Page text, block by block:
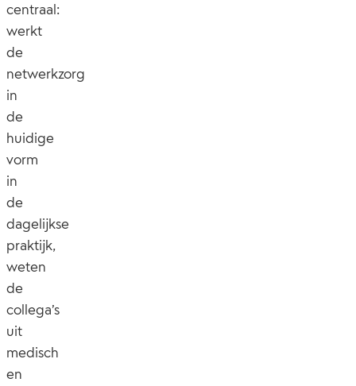
centraal:
werkt
de
netwerkzorg
in
de
huidige
vorm
in
de
dagelijkse
praktijk,
weten
de
collega’s
uit
medisch
en